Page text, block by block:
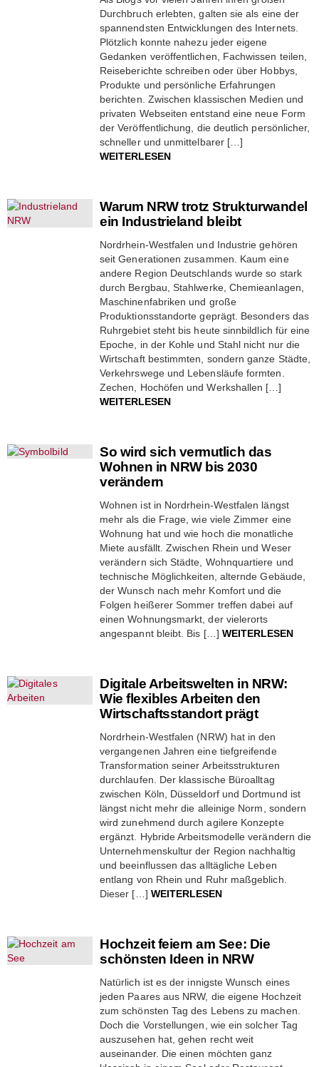
Durchbruch erlebten, galten sie als eine der
spannendsten Entwicklungen des Internets.
Plötzlich konnte nahezu jeder eigene
Gedanken veröffentlichen, Fachwissen teilen,
Reiseberichte schreiben oder über Hobbys,
Produkte und persönliche Erfahrungen
berichten. Zwischen klassischen Medien und
privaten Webseiten entstand eine neue Form
der Veröffentlichung, die deutlich persönlicher,
schneller und unmittelbarer […]
WEITERLESEN
Warum NRW trotz Strukturwandel
ein Industrieland bleibt
Nordrhein-Westfalen und Industrie gehören
seit Generationen zusammen. Kaum eine
andere Region Deutschlands wurde so stark
durch Bergbau, Stahlwerke, Chemieanlagen,
Maschinenfabriken und große
Produktionsstandorte geprägt. Besonders das
Ruhrgebiet steht bis heute sinnbildlich für eine
Epoche, in der Kohle und Stahl nicht nur die
Wirtschaft bestimmten, sondern ganze Städte,
Verkehrswege und Lebensläufe formten.
Zechen, Hochöfen und Werkshallen […]
WEITERLESEN
So wird sich vermutlich das
Wohnen in NRW bis 2030
verändern
Wohnen ist in Nordrhein-Westfalen längst
mehr als die Frage, wie viele Zimmer eine
Wohnung hat und wie hoch die monatliche
Miete ausfällt. Zwischen Rhein und Weser
verändern sich Städte, Wohnquartiere und
technische Möglichkeiten, alternde Gebäude,
der Wunsch nach mehr Komfort und die
Folgen heißerer Sommer treffen dabei auf
einen Wohnungsmarkt, der vielerorts
angespannt bleibt. Bis […] WEITERLESEN
Digitale Arbeitswelten in NRW:
Wie flexibles Arbeiten den
Wirtschaftsstandort prägt
Nordrhein-Westfalen (NRW) hat in den
vergangenen Jahren eine tiefgreifende
Transformation seiner Arbeitsstrukturen
durchlaufen. Der klassische Büroalltag
zwischen Köln, Düsseldorf und Dortmund ist
längst nicht mehr die alleinige Norm, sondern
wird zunehmend durch agilere Konzepte
ergänzt. Hybride Arbeitsmodelle verändern die
Unternehmenskultur der Region nachhaltig
und beeinflussen das alltägliche Leben
entlang von Rhein und Ruhr maßgeblich.
Dieser […] WEITERLESEN
Hochzeit feiern am See: Die
schönsten Ideen in NRW
Natürlich ist es der innigste Wunsch eines
jeden Paares aus NRW, die eigene Hochzeit
zum schönsten Tag des Lebens zu machen.
Doch die Vorstellungen, wie ein solcher Tag
auszusehen hat, gehen recht weit
auseinander. Die einen möchten ganz